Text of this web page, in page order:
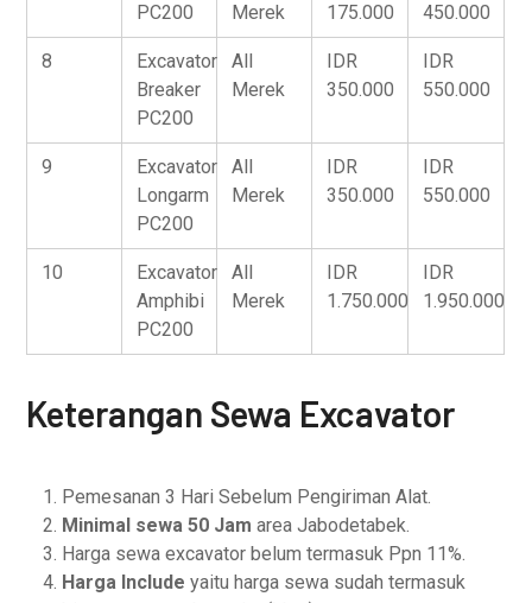
PC200
Merek
175.000
450.000
8
Excavator
Breaker
PC200
All
Merek
IDR
350.000
IDR
550.000
9
Excavator
Longarm
PC200
All
Merek
IDR
350.000
IDR
550.000
10
Excavator
Amphibi
PC200
All
Merek
IDR
1.750.000
IDR
1.950.000
Keterangan Sewa Excavator
Pemesanan 3 Hari Sebelum Pengiriman Alat.
Minimal sewa 50 Jam area Jabodetabek.
Harga sewa excavator belum termasuk Ppn 11%.
Harga Include yaitu harga sewa sudah termasuk